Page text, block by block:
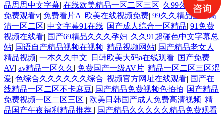
品思思中文字幕| 在线欧美精品一区二区三区| 久99久精品视频
免费观看v| 免费看片A| 欧美在线视频免费| 99久久精品国产高
清一区二区| 中文字幕91在线| 国产成人综合一区精品| 91免费
视频在线看| 国产69精品久久久孕妇| 久久91超碰色中文字幕总
站| 国语自产精品视频在视频| 精品视频网站| 国产精品老女人
精品视频| 一本久久中文| 日韩欧美大码a在线观看| 国产免费
AV| av精品一区久久 | 免费国产一级AV片| 精品一区二区三区涩
爱| 色综合久久久久久久综合| 视频官方网址在线观看| 国产在
线精品一区二区不卡麻豆| 国产精品免费视频色拍拍| 国产精品
免费视频一区二区三区 | 欧美日韩国产成人免费高清视频| 精
品国产午夜福利精品推荐 | 国产精品久久久久久精品免费观看